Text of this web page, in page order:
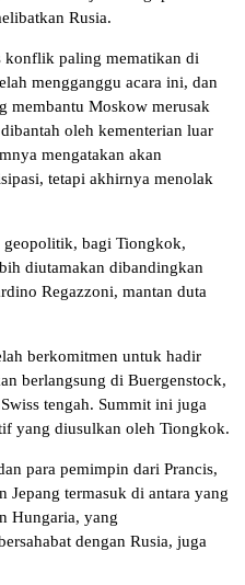
Rusia.
konflik paling mematikan di
mengganggu acara ini, dan
membantu Moskow merusak
oleh kementerian luar
mengatakan akan
tetapi akhirnya menolak
geopolitik, bagi Tiongkok,
diutamakan dibandingkan
Regazzoni, mantan duta
berkomitmen untuk hadir
berlangsung di Buergenstock,
tengah. Summit ini juga
yang diusulkan oleh Tiongkok.
para pemimpin dari Prancis,
Jepang termasuk di antara yang
Hungaria, yang
dengan Rusia, juga